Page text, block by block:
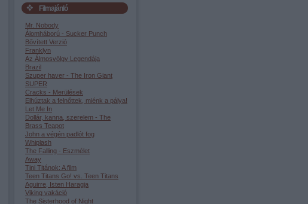
Filmajánló
Mr. Nobody
Álomháború - Sucker Punch
Bővített Verzió
Franklyn
Az Álmosvölgy Legendája
Brazil
Szuper haver - The Iron Giant
SUPER
Cracks - Merülések
Elhúztak a felnőttek, miénk a pálya!
Let Me In
Dollár, kanna, szerelem - The
Brass Teapot
John a végén padlót fog
Whiplash
The Falling - Eszmélet
Away
Tini Titánok: A film
Teen Titans Go! vs. Teen Titans
Aguirre, Isten Haragja
Viking vakáció
The Sisterhood of Night